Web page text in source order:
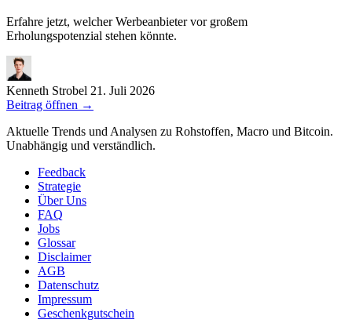
Erfahre jetzt, welcher Werbeanbieter vor großem
Erholungspotenzial stehen könnte.
Kenneth Strobel 21. Juli 2026
Beitrag öffnen →
Aktuelle Trends und Analysen zu Rohstoffen, Macro und Bitcoin.
Unabhängig und verständlich.
Feedback
Strategie
Über Uns
FAQ
Jobs
Glossar
Disclaimer
AGB
Datenschutz
Impressum
Geschenkgutschein